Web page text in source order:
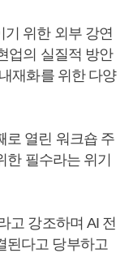
위한 외부 강연
업의 실질적 방안
재화를 위한 다양
로 열린 워크숍 주
한 필수라는 위기
고 강조하며 AI 전
된다고 당부하고